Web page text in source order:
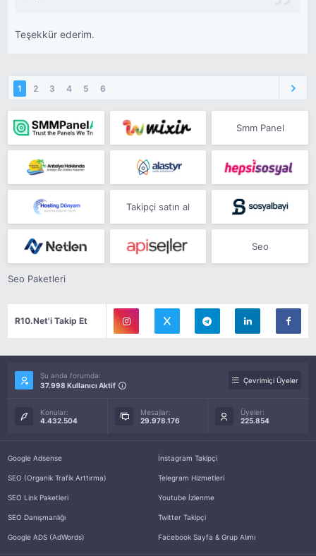
Teşekkür ederim.
1 2 3 4 5 6
Smm Panel
Takipçi satın al
Seo
Seo Paketleri
R10.Net'i Takip Et
Şu anda forumda:
37.998 Kullanıcı Aktif
Çevrimiçi Üyeler
Konular:
4.432.504
Mesajlar:
29.978.176
Üyeler:
225.854
Google Adsense
SEO (Organik Trafik Arttırma)
SEO Link Paketleri
SEO Danışmanlığı
Google ADS (AdWords)
İnstagram Takipçi
Telegram Hizmetleri
Youtube İzlenme
Twitter Takipçi
Facebook Sayfa & Grup Alımı